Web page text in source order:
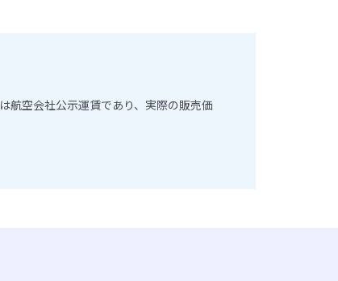
航空会社公示運賃であり、実際の販売価